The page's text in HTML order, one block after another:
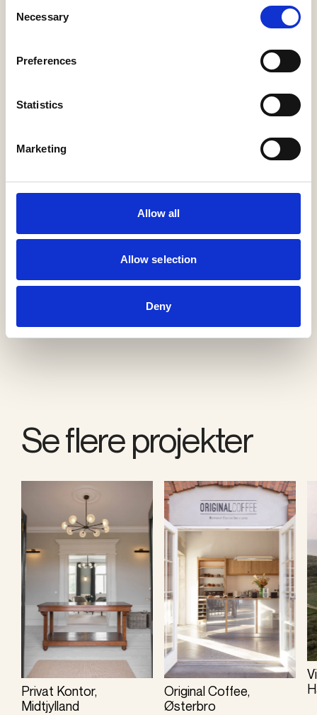
Selection
Necessary
Preferences
Statistics
Marketing
Allow all
Allow selection
Deny
Etoile Wall
Se flere projekter
Privat Kontor,
Midtjylland
Original Coffee,
Østerbro